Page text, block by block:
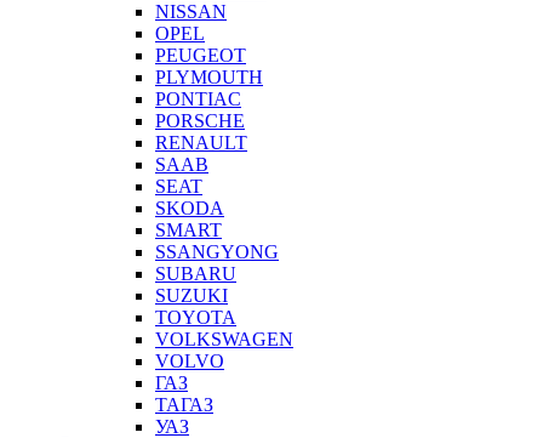
NISSAN
OPEL
PEUGEOT
PLYMOUTH
PONTIAC
PORSCHE
RENAULT
SAAB
SEAT
SKODA
SMART
SSANGYONG
SUBARU
SUZUKI
TOYOTA
VOLKSWAGEN
VOLVO
ГАЗ
ТАГАЗ
УАЗ